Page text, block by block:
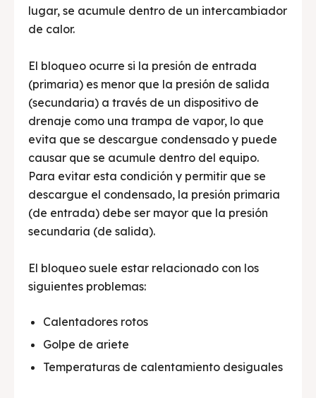
lugar, se acumule dentro de un intercambiador
de calor.
El bloqueo ocurre si la presión de entrada
(primaria) es menor que la presión de salida
(secundaria) a través de un dispositivo de
drenaje como una trampa de vapor, lo que
evita que se descargue condensado y puede
causar que se acumule dentro del equipo.
Para evitar esta condición y permitir que se
descargue el condensado, la presión primaria
(de entrada) debe ser mayor que la presión
secundaria (de salida).
El bloqueo suele estar relacionado con los
siguientes problemas:
Calentadores rotos
Golpe de ariete
Temperaturas de calentamiento desiguales